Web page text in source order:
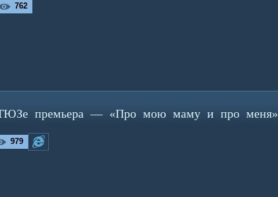
762
премьера — «Про мою маму и про меня»
979